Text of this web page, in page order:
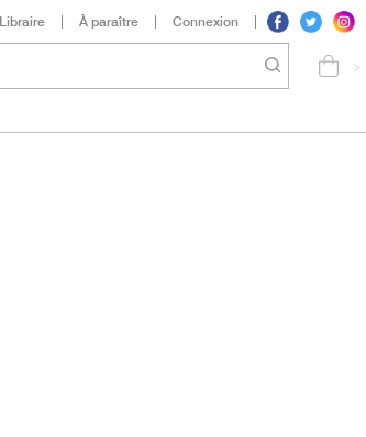
Libraire À paraître Connexion
>